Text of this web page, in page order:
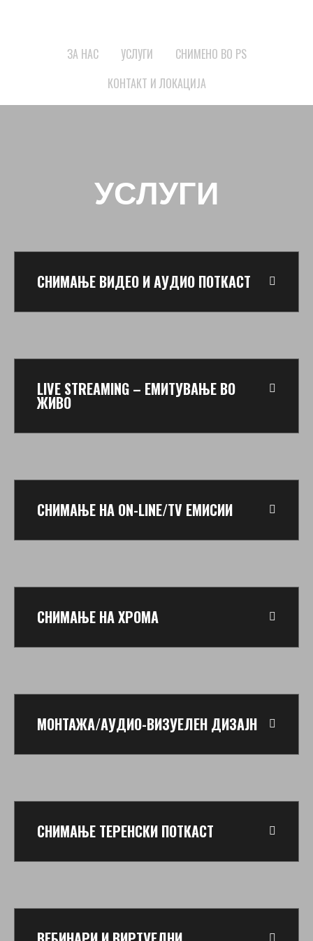
ЗА НАС УСЛУГИ
СНИМЕНО ВО PS
КОНТАКТ И ЛОКАЦИЈА
УСЛУГИ
СНИМАЊЕ ВИДЕО И АУДИО ПОТКАСТ
LIVE STREAMING – ЕМИТУВАЊЕ ВО
ЖИВО
СНИМАЊЕ НА ON-LINE/TV ЕМИСИИ
СНИМАЊЕ НА ХРОМА
МОНТАЖА/АУДИО-ВИЗУЕЛЕН ДИЗАЈН
СНИМАЊЕ ТЕРЕНСКИ ПОТКАСТ